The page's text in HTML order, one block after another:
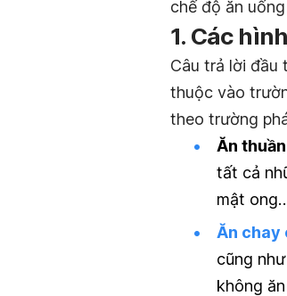
chế độ ăn
1. Các
Câu trả lời đầu
thuộc vào
theo trường
Ăn
tất cả
mật
Ăn chay
cũng
không